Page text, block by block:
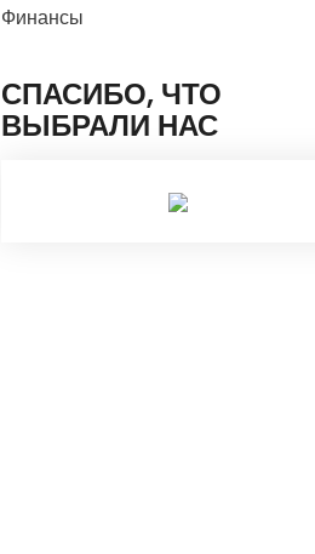
Финансы
СПАСИБО, ЧТО
ВЫБРАЛИ НАС